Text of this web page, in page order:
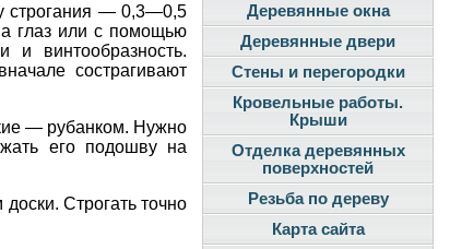
строгания — 0,3—0,5
глаз или с помощью
винтообразность.
сострагивают
— рубанком. Нужно
его подошву на
Строгать точно
Деревянные окна
Деревянные двери
Стены и перегородки
Кровельные работы.
Крыши
Отделка деревянных
поверхностей
Резьба по дереву
Карта сайта